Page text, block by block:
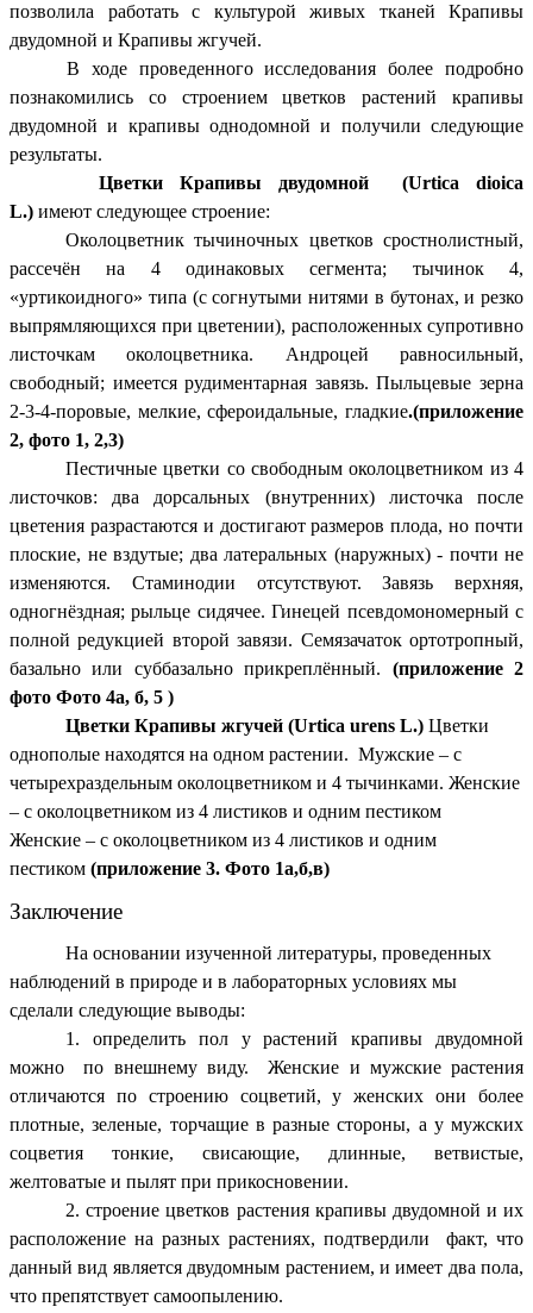
позволила работать с культурой живых тканей Крапивы
двудомной и Крапивы жгучей.
В ходе проведенного исследования более подробно
познакомились со строением цветков растений крапивы
двудомной и крапивы однодомной и получили следующие
результаты.
Цветки Крапивы двудомной (Urtica dioica
L.) имеют следующее строение:
Околоцветник тычиночных цветков сростнолистный,
рассечён на 4 одинаковых сегмента; тычинок 4,
«уртикоидного» типа (с согнутыми нитями в бутонах, и резко
выпрямляющихся при цветении), расположенных супротивно
листочкам околоцветника. Андроцей равносильный,
свободный; имеется рудиментарная завязь. Пыльцевые зерна
2-3-4-поровые, мелкие, сфероидальные, гладкие.(приложение
2, фото 1, 2,3)
Пестичные цветки со свободным околоцветником из 4
листочков: два дорсальных (внутренних) листочка после
цветения разрастаются и достигают размеров плода, но почти
плоские, не вздутые; два латеральных (наружных) - почти не
изменяются. Стаминодии отсутствуют. Завязь верхняя,
одногнёздная; рыльце сидячее. Гинецей псевдомономерный с
полной редукцией второй завязи. Семязачаток ортотропный,
базально или суббазально прикреплённый. (приложение 2
фото Фото 4а, б, 5 )
Цветки Крапивы жгучей (Urtica urens L.) Цветки
однополые находятся на одном растении. Мужские – с
четырехраздельным околоцветником и 4 тычинками. Женские
– с околоцветником из 4 листиков и одним пестиком
Женские – с околоцветником из 4 листиков и одним
пестиком (приложение 3. Фото 1а,б,в)
Заключение
На основании изученной литературы, проведенных
наблюдений в природе и в лабораторных условиях мы
сделали следующие выводы:
1. определить пол у растений крапивы двудомной
можно по внешнему виду. Женские и мужские растения
отличаются по строению соцветий, у женских они более
плотные, зеленые, торчащие в разные стороны, а у мужских
соцветия тонкие, свисающие, длинные, ветвистые,
желтоватые и пылят при прикосновении.
2. строение цветков растения крапивы двудомной и их
расположение на разных растениях, подтвердили факт, что
данный вид является двудомным растением, и имеет два пола,
что препятствует самоопылению.